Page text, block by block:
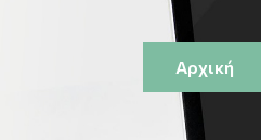
Αρχική